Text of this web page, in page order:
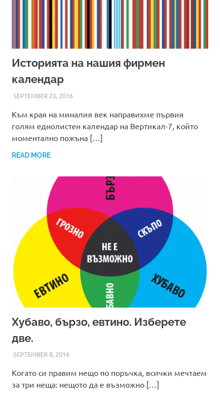
Историята на нашия фирмен
календар
SEPTEMBER 23, 2016ADMIN
Към края на миналия век направихме първия
голям еднолистен календар на Вертикал-7, който
моментално пожъна […]
READ MORE
Хубаво, бързо, евтино. Изберете
две.
SEPTEMBER 8, 2016ADMIN
Когато си правим нещо по поръчка, всички мечтаем
за три неща: нещото да е възможно […]